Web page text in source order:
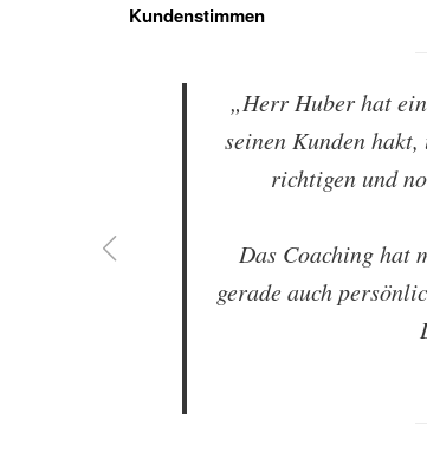
Kundenstimmen
„Herr Huber hat
seinen Kunden
richtigen und
Das Coaching hat
gerade auch